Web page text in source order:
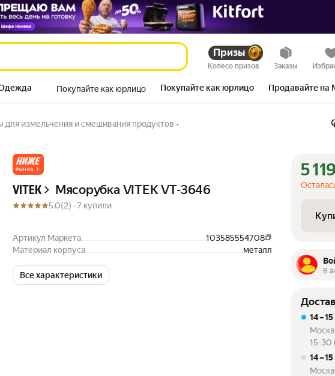
Призы
Колесо призов Заказы
Покупайте как юрлицо Покупайте как юрлицо Продавайте на
для измельчения и смешивания продуктов •
Описание
РЫНКА
VITEK Мясорубка VITEK VT-3646
5.0(2) ·7 купили
Артикул Маркета
103585554708
Материал корпуса
металл
Все характеристики
5
₽ Пэй 5 736₽ –11%
В
14 –
15-30
14 –